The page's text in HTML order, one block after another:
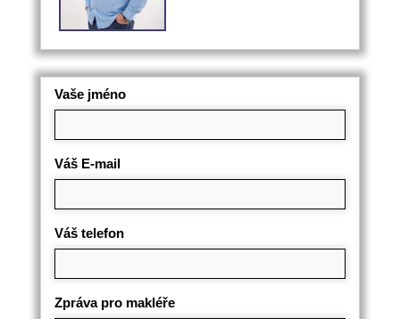
Vaše jméno
Váš E-mail
Váš telefon
Zpráva pro makléře